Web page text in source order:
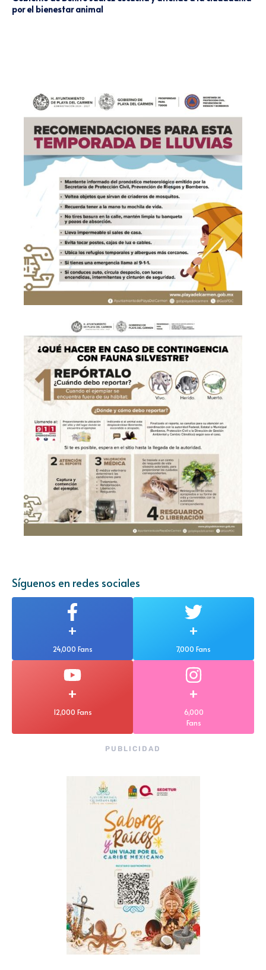
por el bienestar animal
Síguenos en redes sociales
+
24,000 Fans
+
7,000 Fans
+
12,000 Fans
+
6,000
Fans
PUBLICIDAD